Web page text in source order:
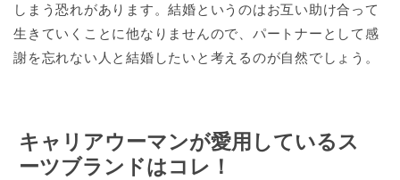
しまう恐れがあります。結婚というのはお互い助け合って
生きていくことに他なりませんので、パートナーとして感
謝を忘れない人と結婚したいと考えるのが自然でしょう。
キャリアウーマンが愛用しているス
ーツブランドはコレ！